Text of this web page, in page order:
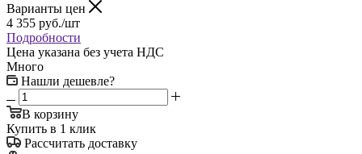
Варианты цен
4 355 руб./шт
Подробности
Цена указана без учета НДС
Много
Нашли дешевле?
В корзину
Купить в 1 клик
Рассчитать доставку